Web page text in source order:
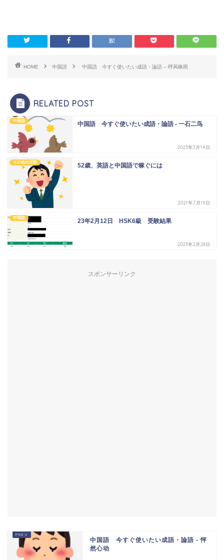
HOME 中国語 中国語 今すぐ使いたい成語・論語 – 呼风唤雨
RELATED POST
中国語 中国語 今すぐ使いたい成語・論語 - 一石二鸟
2023年3月14日
その他の活動 52歳、英語と中国語で稼ぐには
2021年7月19日
中国語 23年2月12日 HSK6級 受験結果
2023年2月28日
スポンサーリンク
中国語 今すぐ使いたい成語・論語 - 怦
然心动